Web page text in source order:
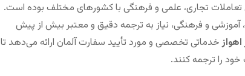
تعاملات تجاری، علمی و فرهنگی با کشورهای مختلف بوده است.
آموزشی و فرهنگی، نیاز به ترجمه دقیق و معتبر بیش از پیش
خدماتی تخصصی و مورد تأیید سفارت آلمان ارائه می‌دهد تا
را ترجمه کنند.